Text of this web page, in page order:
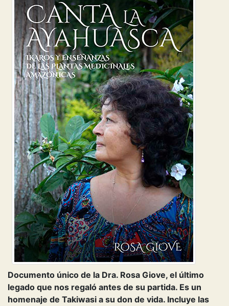
Documento único de la Dra. Rosa Giove, el último
legado que nos regaló antes de su partida. Es un
homenaje de Takiwasi a su don de vida. Incluye las